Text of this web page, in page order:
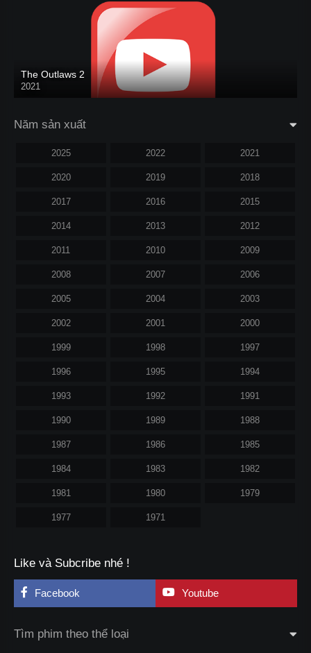
The Outlaws 2
2021
Năm sản xuất
2025 2022 2021
2020 2019 2018
2017 2016 2015
2014 2013 2012
2011 2010 2009
2008 2007 2006
2005 2004 2003
2002 2001 2000
1999 1998 1997
1996 1995 1994
1993 1992 1991
1990 1989 1988
1987 1986 1985
1984 1983 1982
1981 1980 1979
1977 1971
Like và Subcribe nhé !
Facebook Youtube
Tìm phim theo thể loại